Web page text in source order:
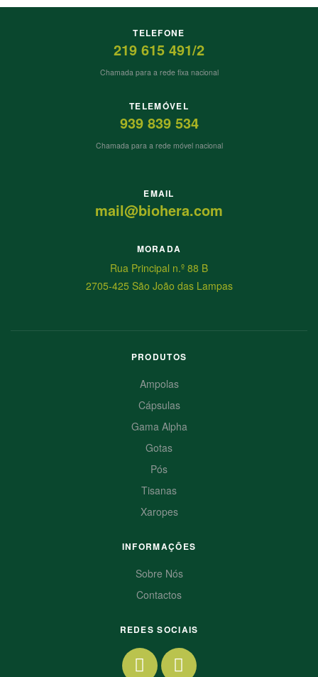
TELEFONE
219 615 491/2
Chamada para a rede fixa nacional
TELEMÓVEL
939 839 534
Chamada para a rede móvel nacional
EMAIL
mail@biohera.com
MORADA
Rua Principal n.º 88 B
2705-425 São João das Lampas
PRODUTOS
Ampolas
Cápsulas
Gama Alpha
Gotas
Pós
Tisanas
Xaropes
INFORMAÇÕES
Sobre Nós
Contactos
REDES SOCIAIS